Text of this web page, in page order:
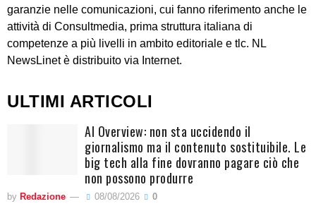
garanzie nelle comunicazioni, cui fanno riferimento anche le
attività di Consultmedia, prima struttura italiana di
competenze a più livelli in ambito editoriale e tlc. NL
NewsLinet è distribuito via Internet.
ULTIMI ARTICOLI
AI Overview: non sta uccidendo il
giornalismo ma il contenuto sostituibile. Le
big tech alla fine dovranno pagare ciò che
non possono produrre
by Redazione 08/08/2026 0